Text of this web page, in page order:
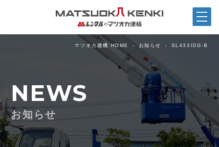
マツオカ建機 HOME お知らせ SL433IDG-B
NEWS
お知らせ